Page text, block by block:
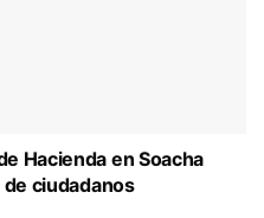
Hacienda en Soacha
ciudadanos